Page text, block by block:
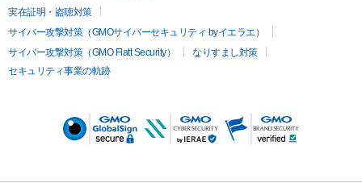
実在証明・盗聴対策
サイバー攻撃対策（GMOサイバーセキュリティ byイエラエ）
サイバー攻撃対策（GMO Flatt Security）
なりすまし対策
セキュリティ事業の軌跡